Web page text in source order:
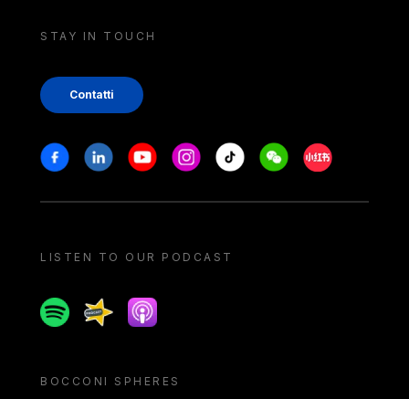
STAY IN TOUCH
Contatti
Stay in touch
FacebookLinkedinYoutubeInstagram
Tiktok WeechatXiaohongshu/
LISTEN TO OUR PODCAST
SpotifySpreakerApple podcast
BOCCONI SPHERES